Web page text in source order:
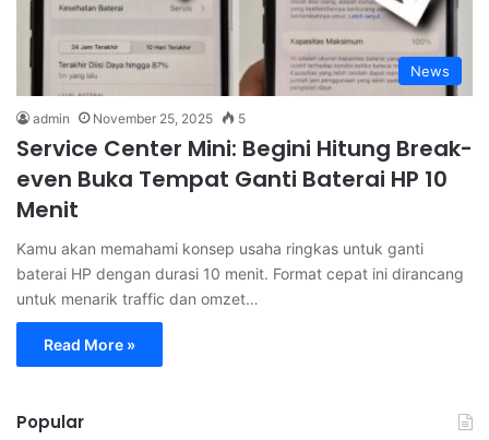
News
admin November 25, 2025 5
Service Center Mini: Begini Hitung Break-
even Buka Tempat Ganti Baterai HP 10
Menit
Kamu akan memahami konsep usaha ringkas untuk ganti
baterai HP dengan durasi 10 menit. Format cepat ini dirancang
untuk menarik traffic dan omzet…
Read More »
Popular